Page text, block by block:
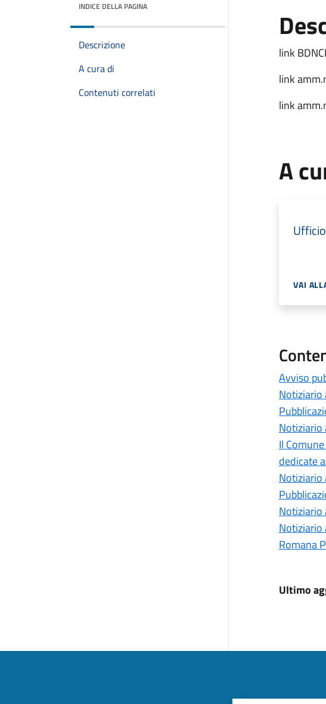
INDICE DELLA PAGINA
Descrizione
A cura di
Contenuti correlati
link
link
link
A
VAI
Avviso
Il
dedicate
Romana
Ultimo